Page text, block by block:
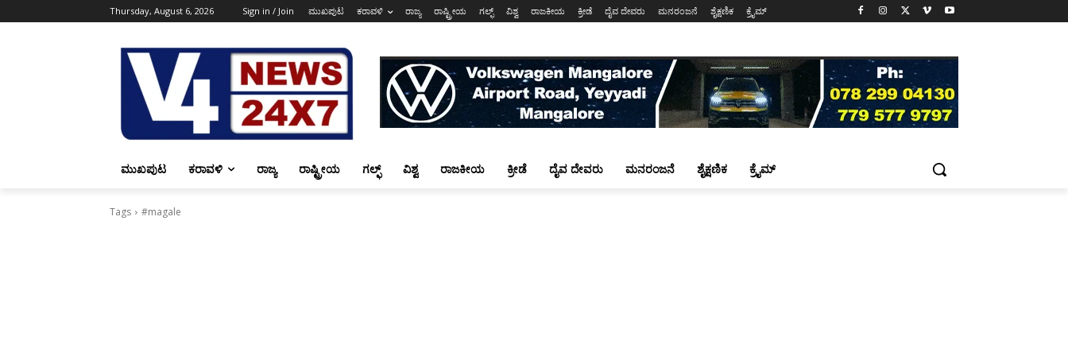
Thursday, August 6, 2026 Sign in / Join ಮುಖಪುಟ ಕರಾವಳಿ ರಾಜ್ಯ ರಾಷ್ಟ್ರೀಯ ಗಲ್ಫ್ ವಿಶ್ವ ರಾಜಕೀಯ ಕ್ರೀಡೆ ದೈವ ದೇವರು ಮನರಂಜನೆ ಶೈಕ್ಷಣಿಕ ಕ್ರೈಮ್
ಮುಖಪುಟ ಕರಾವಳಿ ರಾಜ್ಯ ರಾಷ್ಟ್ರೀಯ ಗಲ್ಫ್ ವಿಶ್ವ ರಾಜಕೀಯ ಕ್ರೀಡೆ ದೈವ ದೇವರು ಮನರಂಜನೆ ಶೈಕ್ಷಣಿಕ ಕ್ರೈಮ್
Tags #magale